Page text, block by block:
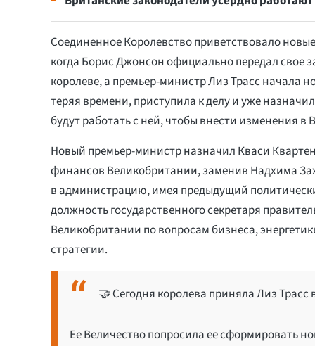
Соединенное Королевство приветствовало
когда Борис Джонсон официально передал свое
королеве, а премьер-министр Лиз Трасс начала
теряя времени, приступила к делу и уже
будут работать с ней, чтобы внести изменения
Новый премьер-министр назначил Кваси
финансов Великобритании, заменив Надхима
в администрацию, имея предыдущий
должность государственного секретаря
Великобритании по вопросам бизнеса,
стратегии.
🤝 Сегодня королева приняла Лиз Трасс
Ее Величество попросила ее сформировать